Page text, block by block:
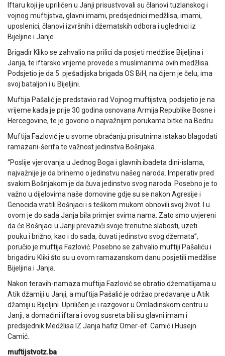
Iftaru koji je upriličen u Janji prisustvovali su članovi tuzlanskog i
vojnog muftijstva, glavni imami, predsjednici medžlisa, imami,
uposlenici, članovi izvršnih i džematskih odbora i uglednici iz
Bijeljine i Janje.
Brigadir Kliko se zahvalio na prilici da posjeti medžlise Bijeljina i
Janja, te iftarsko vrijeme provede s muslimanima ovih medžlisa.
Podsjetio je da 5. pješadijska brigada OS BiH, na čijem je čelu, ima
svoj bataljon i u Bijeljini.
Muftija Pašalić je predstavio rad Vojnog muftijstva, podsjetio je na
vrijeme kada je prije 30 godina osnovana Armija Republike Bosne i
Hercegovine, te je govorio o najvažnijim porukama bitke na Bedru.
Muftija Fazlović je u svome obraćanju prisutnima istakao blagodati
ramazani-šerifa te važnost jedinstva Bošnjaka.
“Poslije vjerovanja u Jednog Boga i glavnih ibadeta dini-islama,
najvažnije je da brinemo o jedinstvu našeg naroda. Imperativ pred
svakim Bošnjakom je da čuva jedinstvo svog naroda. Posebno je to
važno u dijelovima naše domovine gdje su se nakon Agresije i
Genocida vratili Bošnjaci i s teškom mukom obnovili svoj život. I u
ovom je do sada Janja bila primjer svima nama. Zato smo uvjereni
da će Bošnjaci u Janji prevazići svoje trenutne slabosti, uzeti
pouku i brižno, kao i do sada, čuvati jedinstvo svog džemata”,
poručio je muftija Fazlović. Posebno se zahvalio muftiji Pašaliću i
brigadiru Kliki što su u ovom ramazanskom danu posjetili medžlise
Bijeljina i Janja.
Nakon teravih-namaza muftija Fazlović se obratio džematlijama u
Atik džamiji u Janji, a muftija Pašalić je održao predavanje u Atik
džamiji u Bijeljini. Upriličen je i razgovor u Omladinskom centru u
Janji, a domaćini iftara i ovog susreta bili su glavni imam i
predsjednik Medžlisa IZ Janja hafiz Omer-ef. Camić i Husejn
Camić.
muftijstvotz.ba